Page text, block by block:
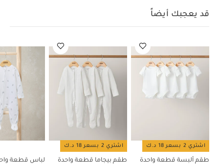
بتصميم مثالي للأيام الباردة
واحدة بأكمام قصيرة قماش عضوي بلون أبيض - 5 قطع
لباس الكل في واحد مزين بعبارة My First Eid - أبيض
الكل في واحد وقبعة قطيفة بنقشة سحب
قد يعجبك أيضاً
اشتري 2 بسعر 18 د.ك
طقم ألبسة قطعة واحدة
اشتري 2 بسعر 18 د.ك
طقم بيجاما قطعة واحدة
لباس قطعة